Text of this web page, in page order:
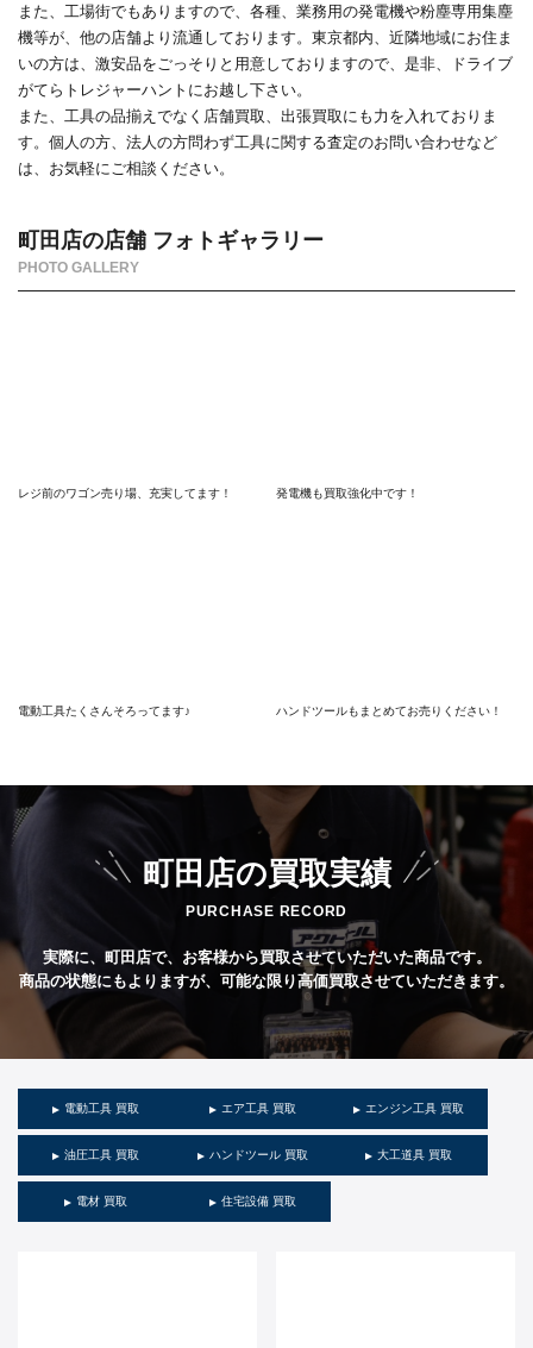
また、工場街でもありますので、各種、業務用の発電機や粉塵専用集塵
機等が、他の店舗より流通しております。東京都内、近隣地域にお住ま
いの方は、激安品をごっそりと用意しておりますので、是非、ドライブ
がてらトレジャーハントにお越し下さい。
また、工具の品揃えでなく店舗買取、出張買取にも力を入れておりま
す。個人の方、法人の方問わず工具に関する査定のお問い合わせなど
は、お気軽にご相談ください。
町田店の店舗 フォトギャラリー
PHOTO GALLERY
レジ前のワゴン売り場、充実してます！ 発電機も買取強化中です！
電動工具たくさんそろってます♪ ハンドツールもまとめてお売りください！
町田店の買取実績
PURCHASE RECORD
実際に、町田店で、お客様から買取させていただいた商品です。
商品の状態にもよりますが、可能な限り高価買取させていただきます。
電動工具 買取 エア工具 買取 エンジン工具 買取
油圧工具 買取 ハンドツール 買取 大工道具 買取
電材 買取 住宅設備 買取